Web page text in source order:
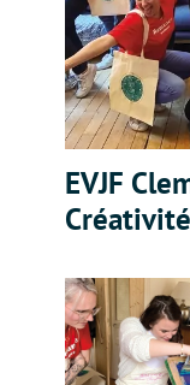
EVJF
Créativité